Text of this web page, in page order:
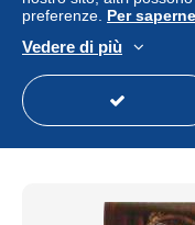
CPM -
Stato
preferenze. Per
Vedere di più